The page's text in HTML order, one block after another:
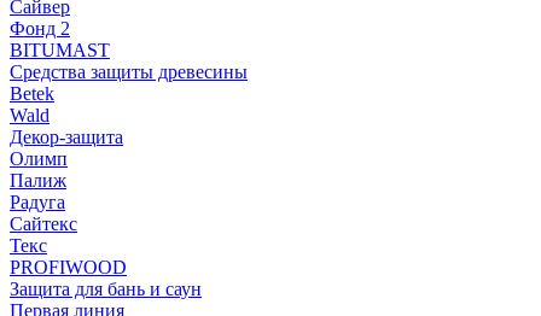
Сайвер
Фонд 2
BITUMAST
Средства защиты древесины
Betek
Wald
Декор-защита
Олимп
Палиж
Радуга
Сайтекс
Текс
PROFIWOOD
Защита для бань и саун
Первая линия